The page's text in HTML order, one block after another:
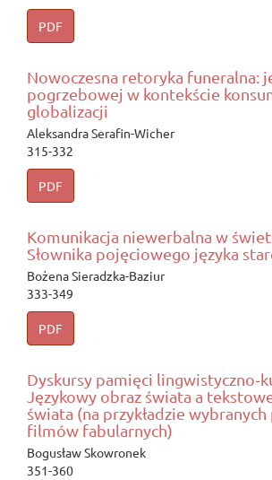
PDF
Nowoczesna retoryka funeralna:
pogrzebowej w kontekście
globalizacji
Aleksandra Serafin-Wicher
315-332
PDF
Komunikacja niewerbalna w
Słownika pojęciowego języka
Bożena Sieradzka-Baziur
333-349
PDF
Dyskursy pamięci
Językowy obraz świata a
świata (na przykładzie
filmów fabularnych)
Bogusław Skowronek
351-360